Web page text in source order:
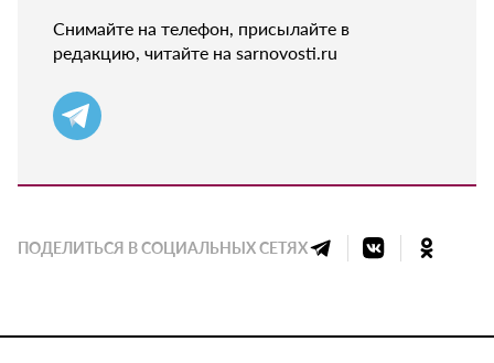
Снимайте на телефон, присылайте в
редакцию, читайте на sarnovosti.ru
ПОДЕЛИТЬСЯ В СОЦИАЛЬНЫХ СЕТЯХ